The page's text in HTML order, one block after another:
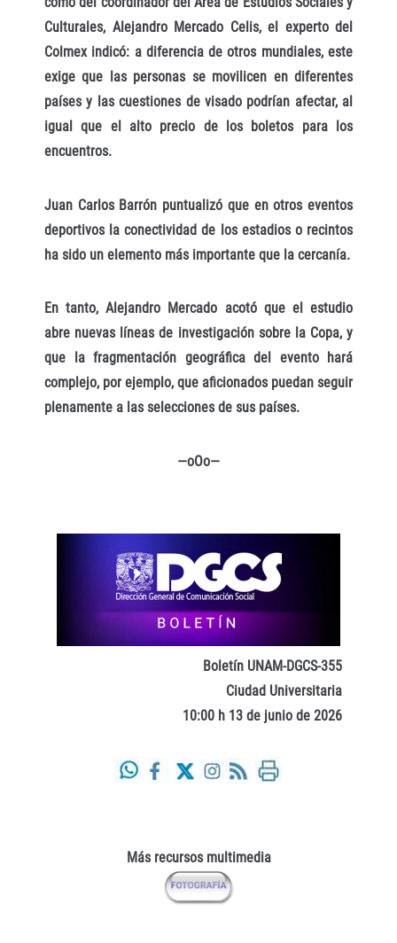
Culturales, Alejandro Mercado Celis, el experto del
Colmex indicó: a diferencia de otros mundiales, este
exige que las personas se movilicen en diferentes
países y las cuestiones de visado podrían afectar, al
igual que el alto precio de los boletos para los
encuentros.
Juan Carlos Barrón puntualizó que en otros eventos
deportivos la conectividad de los estadios o recintos
ha sido un elemento más importante que la cercanía.
En tanto, Alejandro Mercado acotó que el estudio
abre nuevas líneas de investigación sobre la Copa, y
que la fragmentación geográfica del evento hará
complejo, por ejemplo, que aficionados puedan seguir
plenamente a las selecciones de sus países.
—oOo—
Boletín UNAM-DGCS-355
Ciudad Universitaria
10:00 h 13 de junio de 2026
Más recursos multimedia